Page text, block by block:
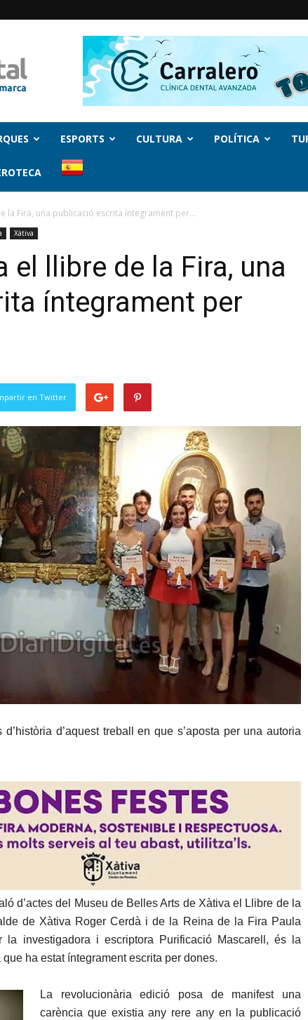
ESPORTS CULTURA POLÍTICA
la Fira, una publicació escrita íntegrament per...
Xàtiva
el llibre de la Fira, una
íntegrament per
en Twitter
d’aquest treball en que s’aposta per una autoria
d’actes del Museu de Belles Arts de Xàtiva el Llibre de la
de Xàtiva Roger Cerdà i de la Reina de la Fira Paula
la investigadora i escriptora Purificació Mascarell, és la
ha estat íntegrament escrita per dones.
La revolucionària edició posa de manifest una
carència que existia any rere any en la publicació